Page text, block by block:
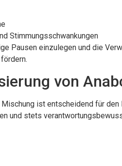
Stimmungsschwankungen
Pausen einzulegen und die
von
ist entscheidend für
und stets